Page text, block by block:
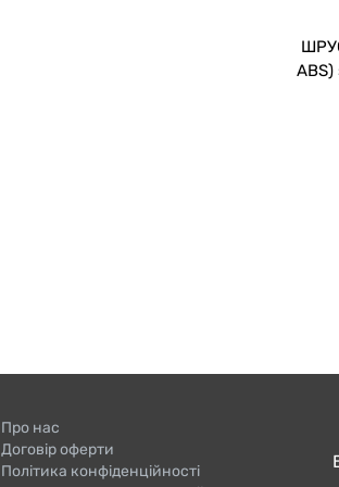
Про нас
Договір оферти
Політика конфіденційності